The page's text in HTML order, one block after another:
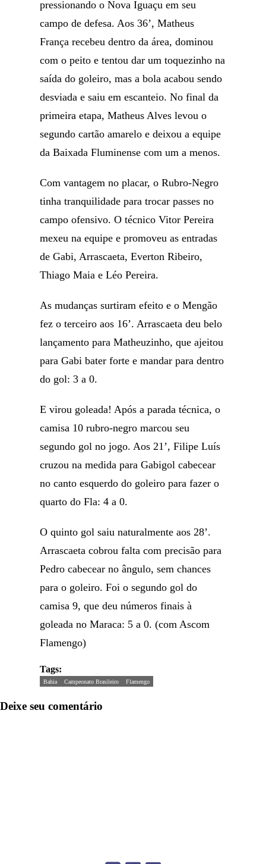
pressionando o Nova Iguaçu em seu
campo de defesa. Aos 36’, Matheus
França recebeu dentro da área, dominou
com o peito e tentou dar um toquezinho na
saída do goleiro, mas a bola acabou sendo
desviada e saiu em escanteio. No final da
primeira etapa, Matheus Alves levou o
segundo cartão amarelo e deixou a equipe
da Baixada Fluminense com um a menos.
Com vantagem no placar, o Rubro-Negro
tinha tranquilidade para trocar passes no
campo ofensivo. O técnico Vitor Pereira
mexeu na equipe e promoveu as entradas
de Gabi, Arrascaeta, Everton Ribeiro,
Thiago Maia e Léo Pereira.
As mudanças surtiram efeito e o Mengão
fez o terceiro aos 16’. Arrascaeta deu belo
lançamento para Matheuzinho, que ajeitou
para Gabi bater forte e mandar para dentro
do gol: 3 a 0.
E virou goleada! Após a parada técnica, o
camisa 10 rubro-negro marcou seu
segundo gol no jogo. Aos 21’, Filipe Luís
cruzou na medida para Gabigol cabecear
no canto esquerdo do goleiro para fazer o
quarto do Fla: 4 a 0.
O quinto gol saiu naturalmente aos 28’.
Arrascaeta cobrou falta com precisão para
Pedro cabecear no ângulo, sem chances
para o goleiro. Foi o segundo gol do
camisa 9, que deu números finais à
goleada no Maraca: 5 a 0. (com Ascom
Flamengo)
Tags:
Bahia Campeonato Brasileiro Flamengo
Deixe seu comentário